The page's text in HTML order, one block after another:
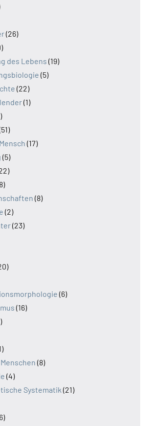
(26)
des Lebens (19)
(5)
(22)
(1)
(17)
(5)
(8)
(2)
(23)
(6)
(16)
(8)
(4)
Systematik (21)